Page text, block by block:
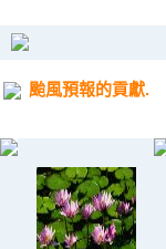
颱風預報的貢獻.